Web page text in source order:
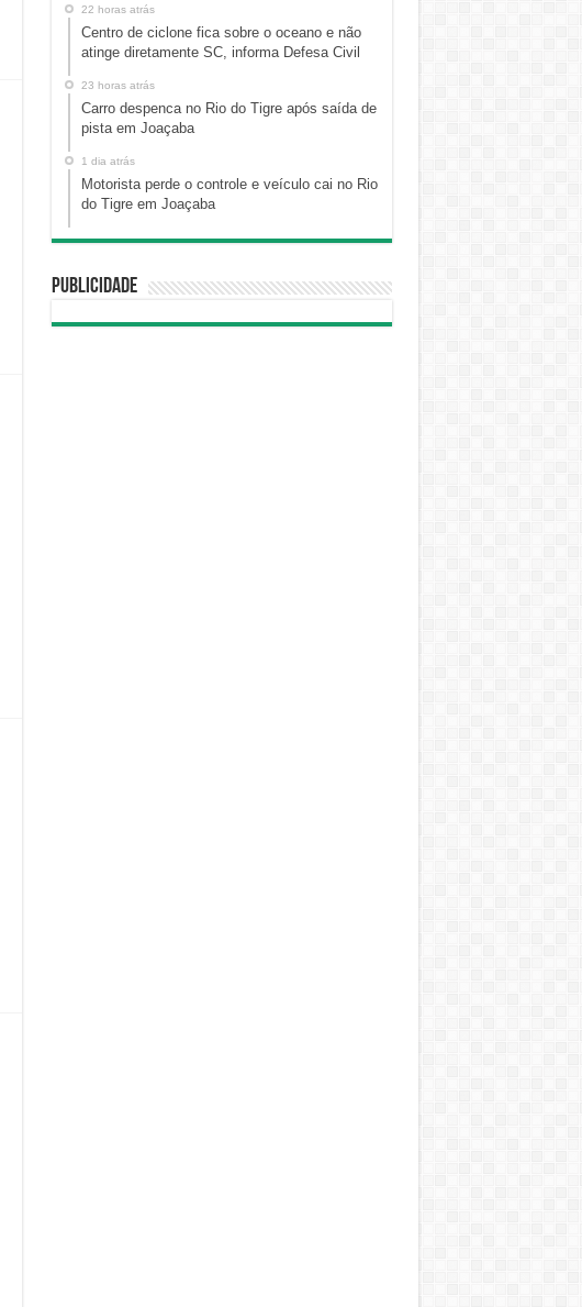
22 horas atrás
Centro de ciclone fica sobre o oceano e não
atinge diretamente SC, informa Defesa Civil
23 horas atrás
Carro despenca no Rio do Tigre após saída de
pista em Joaçaba
1 dia atrás
Motorista perde o controle e veículo cai no Rio
do Tigre em Joaçaba
Publicidade